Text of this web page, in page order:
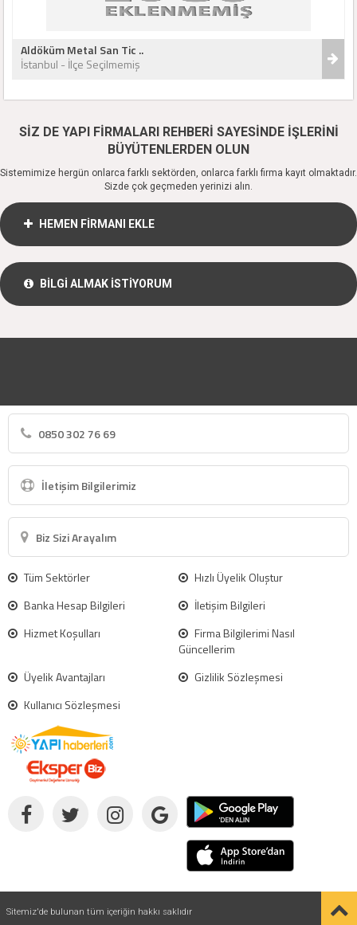
Aldöküm Metal San Tic ..
İstanbul - İlçe Seçilmemiş
SİZ DE YAPI FİRMALARI REHBERİ SAYESİNDE İŞLERİNİ
BÜYÜTENLERDEN OLUN
Sistemimize hergün onlarca farklı sektörden, onlarca farklı firma kayıt olmaktadır.
Sizde çok geçmeden yerinizi alın.
HEMEN FİRMANI EKLE
BİLGİ ALMAK İSTİYORUM
0850 302 76 69
İletişim Bilgilerimiz
Biz Sizi Arayalım
Tüm Sektörler
Hızlı Üyelik Oluştur
Banka Hesap Bilgileri
İletişim Bilgileri
Hizmet Koşulları
Firma Bilgilerimi Nasıl
Güncellerim
Üyelik Avantajları
Gizlilik Sözleşmesi
Kullanıcı Sözleşmesi
Sitemiz'de bulunan tüm içeriğin hakkı saklıdır